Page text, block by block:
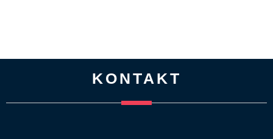
KONTAKT